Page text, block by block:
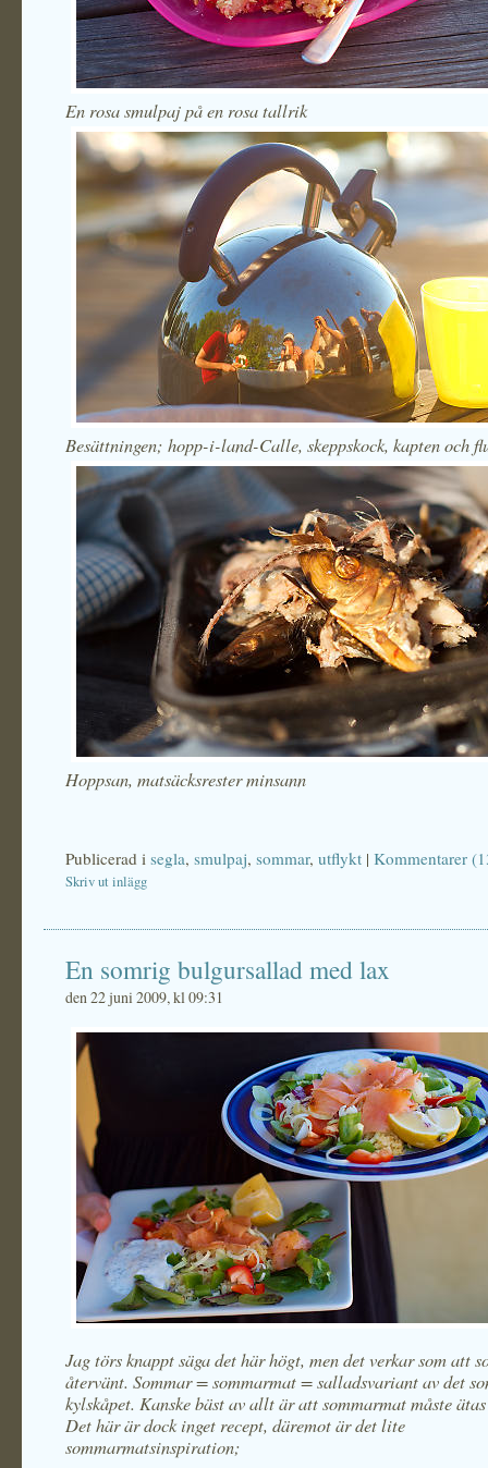
En rosa smulpaj på en rosa tallrik
Besättningen; hopp-i-land-Calle, skeppskock, kapten och
Hoppsan, matsäcksrester minsann
Publicerad i segla, smulpaj, sommar, utflykt | Kommentarer
Skriv ut inlägg
En somrig bulgursallad med lax
den 22 juni 2009, kl 09:31
Jag törs knappt säga det här högt, men det verkar som att
återvänt. Sommar = sommarmat = salladsvariant av det
kylskåpet. Kanske bäst av allt är att sommarmat måste
Det här är dock inget recept, däremot är det lite
sommarmatsinspiration;